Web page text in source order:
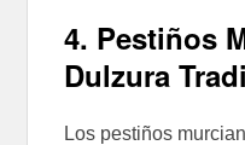
4. Pestiños
Dulzura
Los pestiños